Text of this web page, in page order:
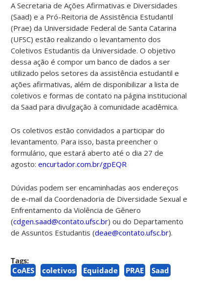
A Secretaria de Ações Afirmativas e Diversidades
(Saad) e a Pró-Reitoria de Assistência Estudantil
(Prae) da Universidade Federal de Santa Catarina
(UFSC) estão realizando o levantamento dos
Coletivos Estudantis da Universidade. O objetivo
dessa ação é compor um banco de dados a ser
utilizado pelos setores da assistência estudantil e
ações afirmativas, além de disponibilizar a lista de
coletivos e formas de contato na página institucional
da Saad para divulgação à comunidade acadêmica.
Os coletivos estão convidados a participar do
levantamento. Para isso, basta preencher o
formulário, que estará aberto até o dia 27 de
agosto:encurtador.com.br/gpEQR
Dúvidas podem ser encaminhadas aos endereços
de e-mail da Coordenadoria de Diversidade Sexual e
Enfrentamento da Violência de Gênero
(cdgen.saad@contato.ufsc.br) ou do Departamento
de Assuntos Estudantis (deae@contato.ufsc.br).
Tags:
CoAES
coletivos Equidade PRAE Saad